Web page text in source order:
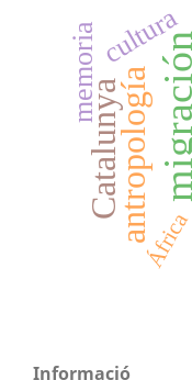
antropología
Catalunya
memoriacultura
África
Informació